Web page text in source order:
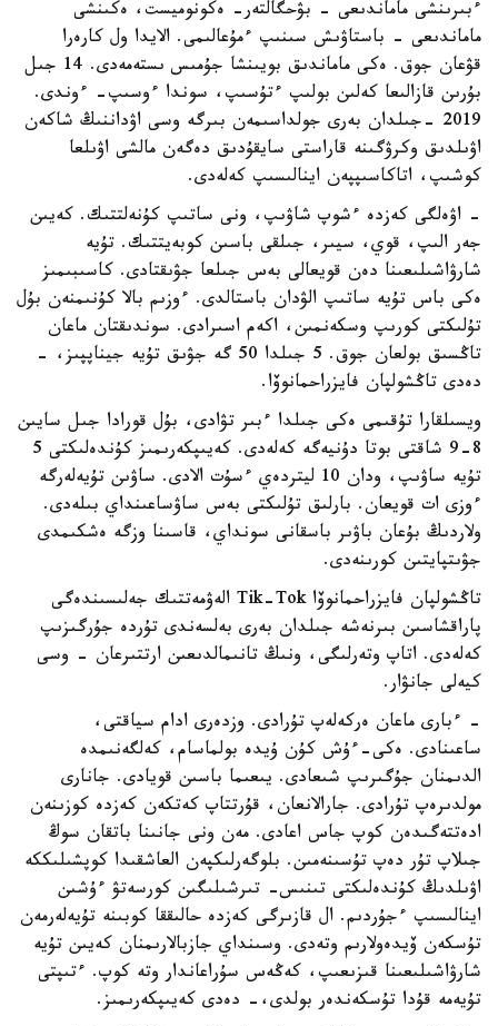
ءبىرىنشى ماماندىعى - بۋحگالتەر- ەكونوميست، ەكىنشى
ماماندىعى - باستاۋىش سىنىپ ءمۇعالىمى. الايدا ول كارەرا
قۋعان جوق. ەكى ماماندىق بويىنشا جۇمىس ىستەمەدى. 14 جىل
بۇرىن قازالىعا كەلىن بولىپ ءتۇسىپ، سوندا ءوسىپ- ءوندى.
2019 -جىلدان بەرى جولداسىمەن بىرگە وسى اۋداننىڭ شاكەن
اۋىلدىق وكرۋگىنە قاراستى سايقۇدىق دەگەن مالشى اۋىلعا
كوشىپ، اتاكاسىپپەن اينالىسىپ كەلەدى.
- اۋەلگى كەزدە ءشوپ شاۋىپ، ونى ساتىپ كۇنەلتتىك. كەيىن
جەر الىپ، قوي، سيىر، جىلقى باسىن كوبەيتتىك. تۇيە
شارۋاشىلىعىنا دەن قويعالى بەس جىلعا جۋىقتادى. كاسىبىمىز
ەكى باس تۇيە ساتىپ الۋدان باستالدى. ءوزىم بالا كۇنىمنەن بۇل
تۇلىكتى كورىپ وسكەنمىن، اكەم اسىرادى. سوندىقتان ماعان
تاڭسىق بولعان جوق. 5 جىلدا 50 گە جۋىق تۇيە جيناپپىز، -
دەدى تاڭشولپان فايزراحمانوۆا.
ويسىلقارا تۇقىمى ەكى جىلدا ءبىر تۋادى، بۇل قورادا جىل سايىن
8-9 شاقتى بوتا دۇنيەگە كەلەدى. كەيىپكەرىمىز كۇندەلىكتى 5
تۇيە ساۋىپ، ودان 10 ليتردەي ءسۇت الادى. ساۋىن تۇيەلەرگە
ءوزى ات قويعان. بارلىق تۇلىكتى بەس ساۋساعىنداي بىلەدى.
ولاردىڭ بۇعان باۋىر باسقانى سونداي، قاسىنا وزگە ەشكىمدى
جۋىتپايتىن كورىنەدى.
تاڭشولپان فايزراحمانوۆا Tik-Tok الەۋمەتتىك جەلىسىندەگى
پاراقشاسىن بىرنەشە جىلدان بەرى بەلسەندى تۇردە جۇرگىزىپ
كەلەدى. اتاپ وتەرلىگى، ونىڭ تانىمالدىعىن ارتتىرعان - وسى
كيەلى جانۋار.
- ءبارى ماعان ەركەلەپ تۇرادى. وزدەرى ادام سياقتى،
ساعىنادى. ەكى-ءۇش كۇن ۇيدە بولماسام، كەلگەنىمدە
الدىمنان جۇگىرىپ شىعادى. يىعىما باسىن قويادى. جانارى
مولدىرەپ تۇرادى. جارالانعان، قۇرتتاپ كەتكەن كەزدە كوزىنەن
ادەتتەگىدەن كوپ جاس اعادى. مەن ونى جانىنا باتقان سوڭ
جىلاپ تۇر دەپ تۇسىنەمىن. بلوگەرلىكپەن العاشقىدا كوپشىلىككە
اۋىلدىڭ كۇندەلىكتى تىنىس- تىرشىلىگىن كورسەتۋ ءۇشىن
اينالىسىپ ءجۇردىم. ال قازىرگى كەزدە حالىققا كوبىنە تۇيەلەرمەن
تۇسكەن ۆيدەولارىم وتەدى. وسىنداي جازبالارىمنان كەيىن تۇيە
شارۋاشىلىعىنا قىزىعىپ، كەڭەس سۇراعاندار وتە كوپ. ءتىپتى
تۇيەمە قۇدا تۇسكەندەر بولدى،- دەدى كەيىپكەرىمىز.